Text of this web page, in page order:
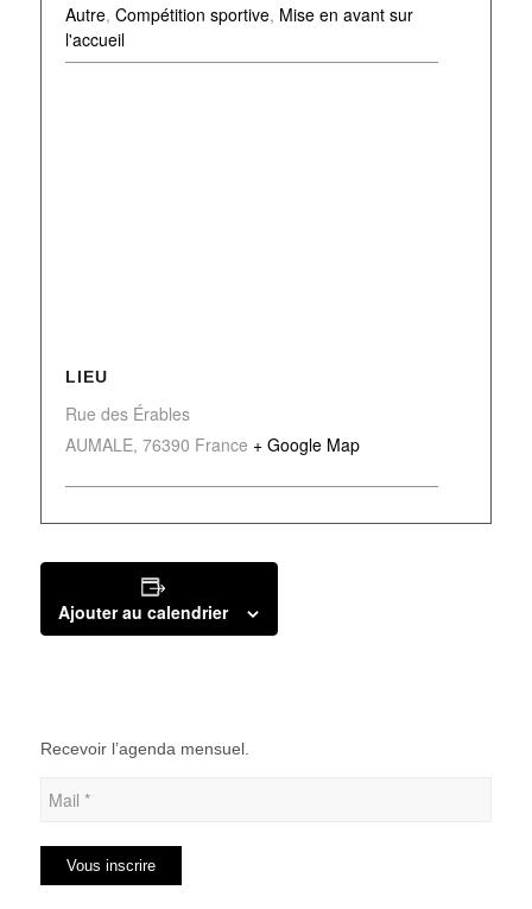
Autre, Compétition sportive, Mise en avant sur
l'accueil
LIEU
Rue des Érables
AUMALE, 76390 France + Google Map
Ajouter au calendrier
Recevoir l’agenda mensuel.